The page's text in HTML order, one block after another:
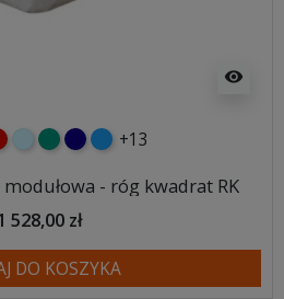
visibility
błękitnyturkusowy
granatowy
niebieski
+13
- róg kwadrat RK
528,00 zł
DO KOSZYKA